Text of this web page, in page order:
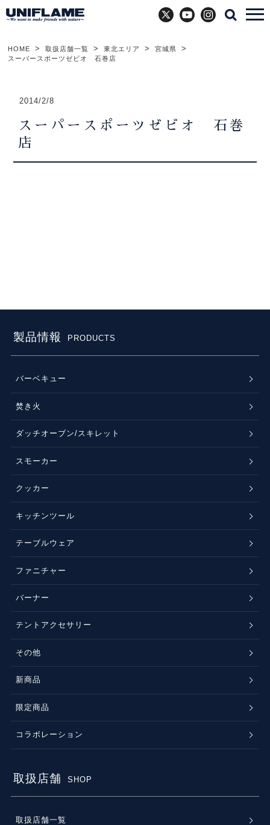
X YouTubeInstagram
HOME 取扱店舗一覧 東北エリア
宮城県
スーパースポーツゼビオ 石巻店
2014/2/8
スーパースポーツゼビオ 石巻
店
製品情報 PRODUCTS
バーベキュー
焚き火
ダッチオーブン/スキレット
スモーカー
クッカー
キッチンツール
テーブルウェア
ファニチャー
バーナー
テントアクセサリー
その他
新商品
限定商品
コラボレーション
取扱店舗 SHOP
取扱店舗一覧